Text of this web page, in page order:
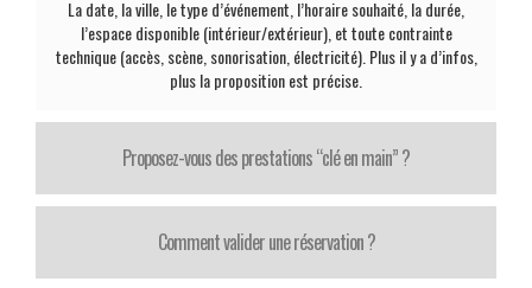
La date, la ville, le type d’événement, l’horaire souhaité, la durée,
l’espace disponible (intérieur/extérieur), et toute contrainte
technique (accès, scène, sonorisation, électricité). Plus il y a d’infos,
plus la proposition est précise.
Proposez-vous des prestations “clé en main” ?
Comment valider une réservation ?